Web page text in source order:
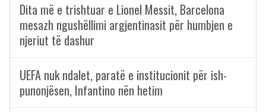
Dita më e trishtuar e Lionel Messit, Barcelona
mesazh ngushëllimi argjentinasit për humbjen e
njeriut të dashur
UEFA nuk ndalet, paratë e institucionit për ish-
punonjësen, Infantino nën hetim